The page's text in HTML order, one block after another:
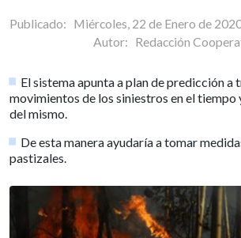
Publicado: Miércoles, 22 de Enero de
Autor: Redacción
El sistema apunta a plan de predicción a
movimientos de los siniestros en el tiempo
del mismo.
De esta manera ayudaría a tomar
pastizales.